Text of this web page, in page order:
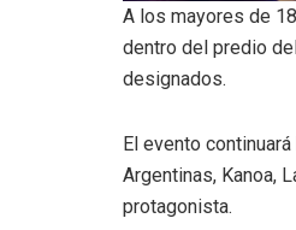
A los mayores de
dentro del predio
designados.
El evento
Argentinas, Kanoa,
protagonista.